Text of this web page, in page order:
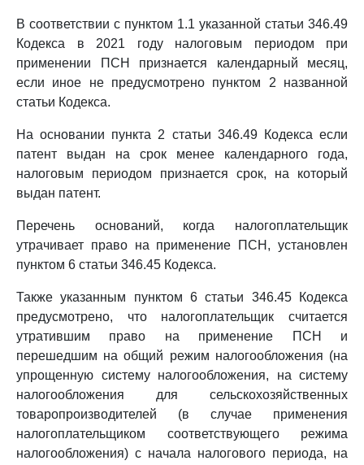
В соответствии с пунктом 1.1 указанной статьи 346.49
Кодекса в 2021 году налоговым периодом при
применении ПСН признается календарный месяц,
если иное не предусмотрено пунктом 2 названной
статьи Кодекса.
На основании пункта 2 статьи 346.49 Кодекса если
патент выдан на срок менее календарного года,
налоговым периодом признается срок, на который
выдан патент.
Перечень оснований, когда налогоплательщик
утрачивает право на применение ПСН, установлен
пунктом 6 статьи 346.45 Кодекса.
Также указанным пунктом 6 статьи 346.45 Кодекса
предусмотрено, что налогоплательщик считается
утратившим право на применение ПСН и
перешедшим на общий режим налогообложения (на
упрощенную систему налогообложения, на систему
налогообложения для сельскохозяйственных
товаропроизводителей (в случае применения
налогоплательщиком соответствующего режима
налогообложения) с начала налогового периода, на